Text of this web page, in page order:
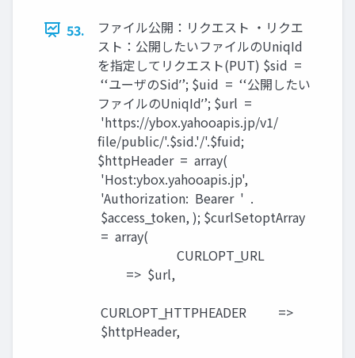
53.
ファイル公開：リクエスト ・リクエ
スト：公開したいファイルのUniqId
を指定してリクエスト(PUT) $sid =
ʻ‘ユーザのSidʼ’; $uid = ʻ‘公開したい
ファイルのUniqIdʼ’; $url =
'https://ybox.yahooapis.jp/v1/
ﬁle/public/'.$sid.'/'.$fuid;
$httpHeader = array(
'Host:ybox.yahooapis.jp',
'Authorization: Bearer ' .
$access_̲token, ); $curlSetoptArray
= array(
CURLOPT_̲URL
=> $url,
CURLOPT_̲HTTPHEADER =>
$httpHeader,